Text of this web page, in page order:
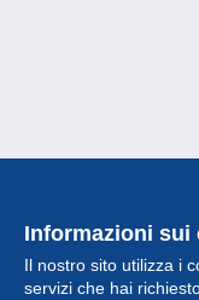
Informazioni sui
Il nostro sito utilizza i
servizi che hai